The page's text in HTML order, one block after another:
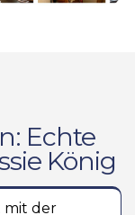
Echte
König
mit der